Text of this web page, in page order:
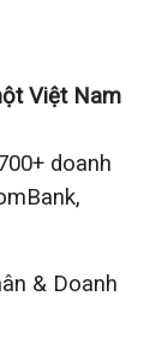
Việt Nam
doanh
& Doanh